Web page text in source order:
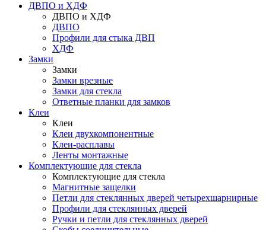
ДВПО и ХДФ
ДВПО и ХДФ
ДВПО
Профили для стыка ДВП
ХДФ
Замки
Замки
Замки врезные
Замки для стекла
Ответные планки для замков
Клеи
Клеи
Клеи двухкомпонентные
Клеи-расплавы
Ленты монтажные
Комплектующие для стекла
Комплектующие для стекла
Магнитные защелки
Петли для стеклянных дверей четырехшарнирные
Профили для стеклянных дверей
Ручки и петли для стеклянных дверей